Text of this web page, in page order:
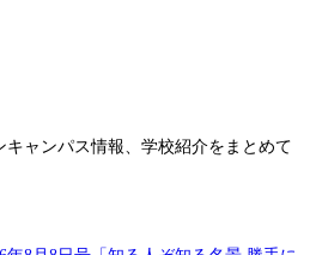
キャンパス情報、学校紹介をまとめて